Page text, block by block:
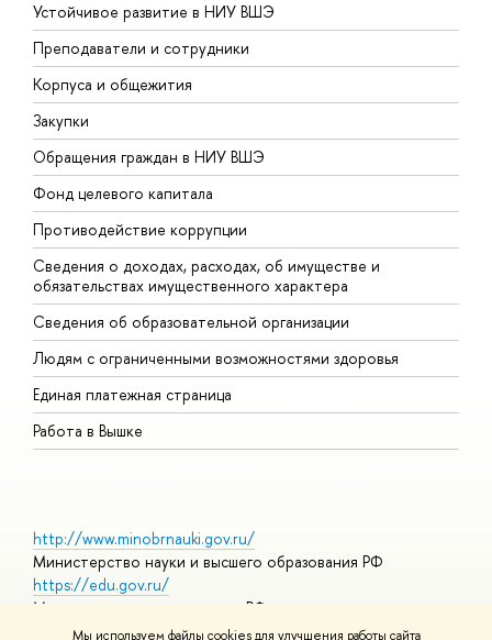
Мы используем файлы cookies для улучшения работы сайта
Устойчивое развитие в НИУ ВШЭ
Преподаватели и сотрудники
Корпуса и общежития
Закупки
Обращения граждан в НИУ ВШЭ
Фонд целевого капитала
Противодействие коррупции
Сведения о доходах, расходах, об имуществе и
обязательствах имущественного характера
Сведения об образовательной организации
Людям с ограниченными возможностями здоровья
Единая платежная страница
Работа в Вышке
http://www.minobrnauki.gov.ru/
Министерство науки и высшего образования РФ
https://edu.gov.ru/
Министерство просвещения РФ
https://elearning.hse.ru/mooc